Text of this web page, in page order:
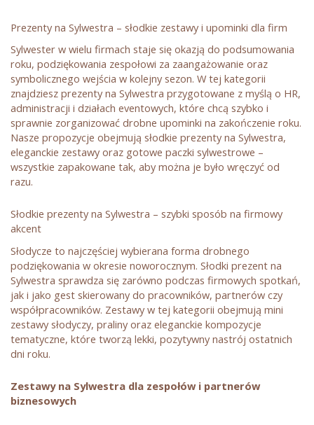
Prezenty na Sylwestra – słodkie zestawy i upominki dla firm
Sylwester w wielu firmach staje się okazją do podsumowania
roku, podziękowania zespołowi za zaangażowanie oraz
symbolicznego wejścia w kolejny sezon. W tej kategorii
znajdziesz prezenty na Sylwestra przygotowane z myślą o HR,
administracji i działach eventowych, które chcą szybko i
sprawnie zorganizować drobne upominki na zakończenie roku.
Nasze propozycje obejmują słodkie prezenty na Sylwestra,
eleganckie zestawy oraz gotowe paczki sylwestrowe –
wszystkie zapakowane tak, aby można je było wręczyć od
razu.
Słodkie prezenty na Sylwestra – szybki sposób na firmowy
akcent
Słodycze to najczęściej wybierana forma drobnego
podziękowania w okresie noworocznym. Słodki prezent na
Sylwestra sprawdza się zarówno podczas firmowych spotkań,
jak i jako gest skierowany do pracowników, partnerów czy
współpracowników. Zestawy w tej kategorii obejmują mini
zestawy słodyczy, praliny oraz eleganckie kompozycje
tematyczne, które tworzą lekki, pozytywny nastrój ostatnich
dni roku.
Zestawy na Sylwestra dla zespołów i partnerów
biznesowych